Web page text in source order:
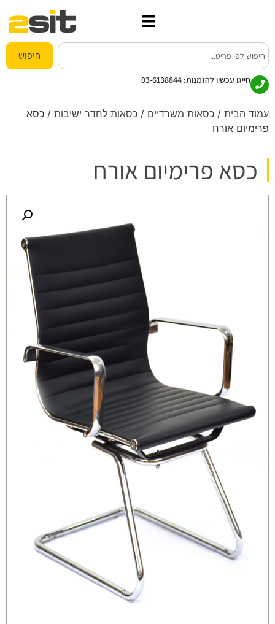
חיפוש
חייגו עכשיו להזמנות: 03-6138844
עמוד הבית / כסאות משרדיים / כסאות לחדר ישיבות / כסא
פרימיום אורח
כסא פרימיום אורח